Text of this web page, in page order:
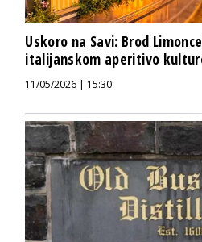
Uskoro na Savi: Brod
italijanskom aperitivo
11/05/2026 | 15:30